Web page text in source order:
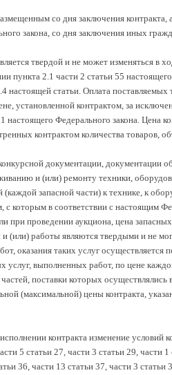
со дня заключения
закона, со дня заключения иных
твердой и не может изменяться в
пункта 2.1 части 2 статьи 55
настоящей статьи. Оплата
установленной контрактом, за
настоящего Федерального закона. Цена
контрактом количества товаров,
документации, документации
и (или) ремонту техники,
(каждой запасной части) к технике, к
которым в соответствии с настоящим
при проведении аукциона, цена
(или) работы являются твердыми и не
оказания таких услуг
услуг, выполненных работ, по цене
поставки которых
(максимальной) цены контракта,
контракта изменение условий
5 статьи 27, части 3 статьи 29, части
36, части 13 статьи 37, части 3